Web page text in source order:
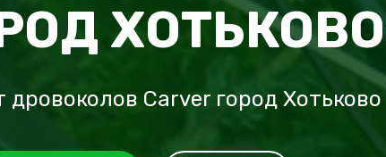
ХОТЬКОВО
дровоколов Carver город Хотьково